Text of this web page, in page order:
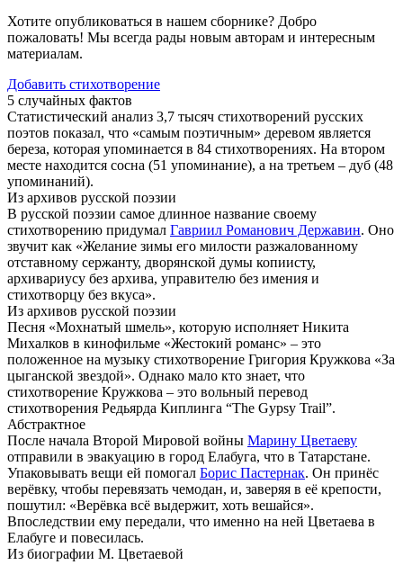
Хотите опубликоваться в нашем сборнике? Добро
пожаловать! Мы всегда рады новым авторам и интересным
материалам.
Добавить стихотворение
5 случайных фактов
Статистический анализ 3,7 тысяч стихотворений русских
поэтов показал, что «самым поэтичным» деревом является
береза, которая упоминается в 84 стихотворениях. На втором
месте находится сосна (51 упоминание), а на третьем – дуб (48
упоминаний).
Из архивов русской поэзии
В русской поэзии самое длинное название своему
стихотворению придумал Гавриил Романович Державин. Оно
звучит как «Желание зимы его милости разжалованному
отставному сержанту, дворянской думы копиисту,
архивариусу без архива, управителю без имения и
стихотворцу без вкуса».
Из архивов русской поэзии
Песня «Мохнатый шмель», которую исполняет Никита
Михалков в кинофильме «Жестокий романс» – это
положенное на музыку стихотворение Григория Кружкова «За
цыганской звездой». Однако мало кто знает, что
стихотворение Кружкова – это вольный перевод
стихотворения Редьярда Киплинга “The Gypsy Trail”.
Абстрактное
После начала Второй Мировой войны Марину Цветаеву
отправили в эвакуацию в город Елабуга, что в Татарстане.
Упаковывать вещи ей помогал Борис Пастернак. Он принёс
верёвку, чтобы перевязать чемодан, и, заверяя в её крепости,
пошутил: «Верёвка всё выдержит, хоть вешайся».
Впоследствии ему передали, что именно на ней Цветаева в
Елабуге и повесилась.
Из биографии М. Цветаевой